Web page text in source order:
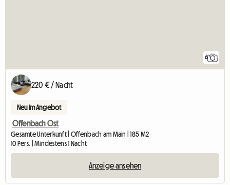
6
220 € / Nacht
Neu im Angebot
Offenbach Ost
Gesamte Unterkunft | Offenbach am Main | 185 M2
10 Pers. | Mindestens 1 Nacht
Anzeige ansehen